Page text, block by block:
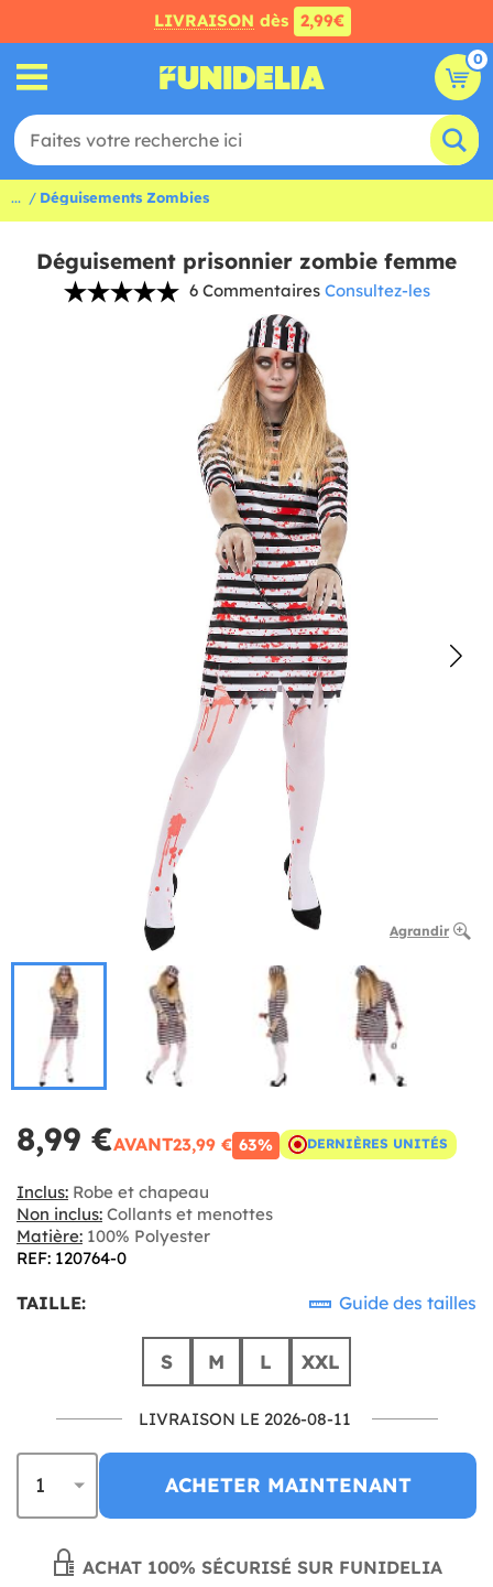
LIVRAISON dès 2,99€
0
... Déguisements Zombies
Déguisement prisonnier zombie femme
6 Commentaires Consultez-les
Agrandir
8,99 €AVANT23,99 € 63% DERNIÈRES UNITÉS
Inclus: Robe et chapeau
Non inclus: Collants et menottes
Matière: 100% Polyester
REF: 120764-0
TAILLE: Guide des tailles
S M L XXL
LIVRAISON LE 2026-08-11
ACHETER MAINTENANT
ACHAT 100% SÉCURISÉ SUR FUNIDELIA